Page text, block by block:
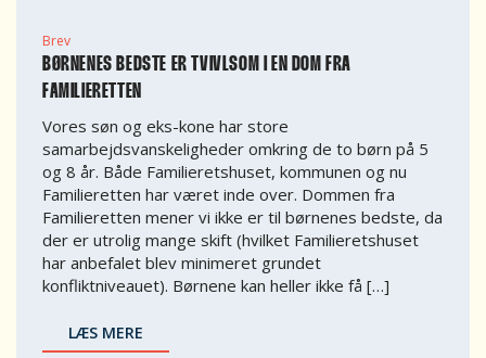
Brev
BØRNENES BEDSTE ER TVIVLSOM I EN DOM FRA
FAMILIERETTEN
Vores søn og eks-kone har store
samarbejdsvanskeligheder omkring de to børn på 5
og 8 år. Både Familieretshuset, kommunen og nu
Familieretten har været inde over. Dommen fra
Familieretten mener vi ikke er til børnenes bedste, da
der er utrolig mange skift (hvilket Familieretshuset
har anbefalet blev minimeret grundet
konfliktniveauet). Børnene kan heller ikke få […]
LÆS MERE